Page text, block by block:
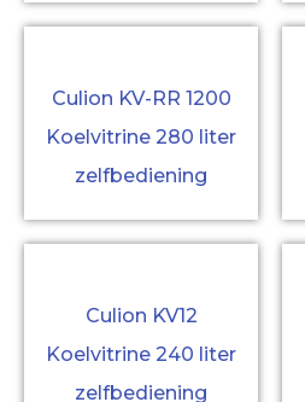
Culion KV-RR 1200
Koelvitrine 280 liter
zelfbediening
Culion KV12
Koelvitrine 240 liter
zelfbediening